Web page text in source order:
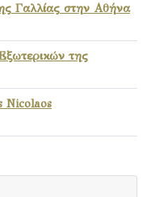
Γαλλίας στην Αθήνα
της
Nicolaos